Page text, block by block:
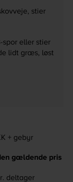
stier
spor eller stier
lidt græs, løst
+ gebyr
gældende pris
deltager